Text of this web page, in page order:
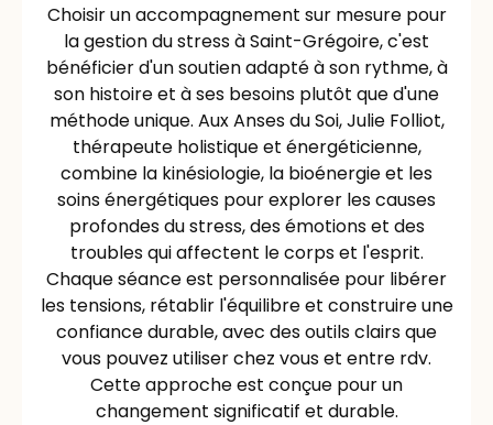
Choisir un accompagnement sur mesure pour
la gestion du stress à Saint-Grégoire, c'est
bénéficier d'un soutien adapté à son rythme, à
son histoire et à ses besoins plutôt que d'une
méthode unique. Aux Anses du Soi, Julie Folliot,
thérapeute holistique et énergéticienne,
combine la kinésiologie, la bioénergie et les
soins énergétiques pour explorer les causes
profondes du stress, des émotions et des
troubles qui affectent le corps et l'esprit.
Chaque séance est personnalisée pour libérer
les tensions, rétablir l'équilibre et construire une
confiance durable, avec des outils clairs que
vous pouvez utiliser chez vous et entre rdv.
Cette approche est conçue pour un
changement significatif et durable.